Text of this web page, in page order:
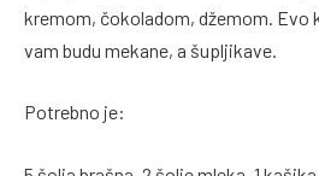
kremom, čokoladom, džemom. Evo
vam budu mekane, a šupljikave.
Potrebno je: